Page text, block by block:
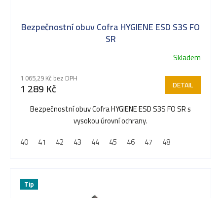
Bezpečnostní obuv Cofra HYGIENE ESD S3S FO
SR
Skladem
1 065,29 Kč bez DPH
1 289 Kč DETAIL
Bezpečnostní obuv Cofra HYGIENE ESD S3S FO SR s
vysokou úrovní ochrany.
40
41 42 43 44 45 46 47 48
Tip